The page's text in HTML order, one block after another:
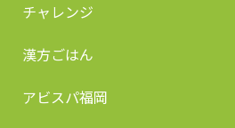
チャレンジ
漢方ごはん
アビスパ福岡